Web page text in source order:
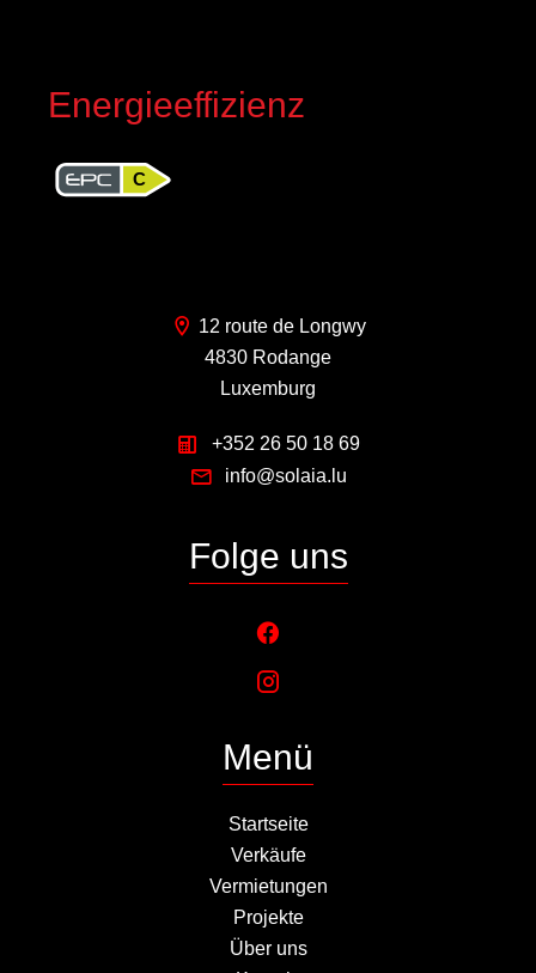
Energieeffizienz
C
12 route de Longwy
4830 Rodange
Luxemburg
+352 26 50 18 69
info@solaia.lu
Folge uns
Menü
Startseite
Verkäufe
Vermietungen
Projekte
Über uns